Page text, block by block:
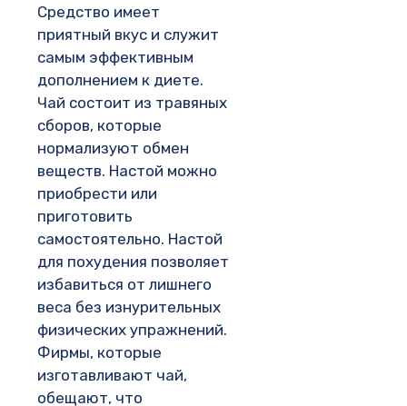
Средство имеет
приятный вкус и служит
самым эффективным
дополнением к диете.
Чай состоит из травяных
сборов, которые
нормализуют обмен
веществ. Настой можно
приобрести или
приготовить
самостоятельно. Настой
для похудения позволяет
избавиться от лишнего
веса без изнурительных
физических упражнений.
Фирмы, которые
изготавливают чай,
обещают, что